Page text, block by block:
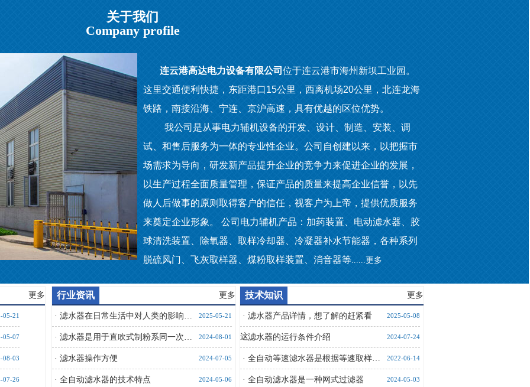
关于我们
Company profile
连云港高达电力设备有限公司 位于连云港市海州新坝工业园。
这里交通便利快捷，东距港口15公里，西离机场20公里，北连龙海
铁路，南接沿海、宁连、京沪高速，具有优越的区位优势。
我公司是从事电力辅机设备的开发、设计、制造、安装、调
试、和售后服务为一体的专业性企业。公司自创建以来，以把握市
场需求为导向，研发新产品提升企业的竞争力来促进企业的发展，
以生产过程全面质量管理，保证产品的质量来提高企业信誉，以先
做人后做事的原则取得客户的信任，视客户为上帝，提供优质服务
来奠定企业形象。 公司电力辅机产品：加药装置、电动滤水器、胶
球清洗装置、除氧器、取样冷却器、冷凝器补水节能器，各种系列
脱硫风门、飞灰取样器、煤粉取样装置、消音器等......更多
更多
05-21
05-07
08-03
07-26
行业资讯 更多
2025-05-21
· 滤水器在日常生活中对人类的影响…
2024-08-01
· 滤水器是用于直吹式制粉系同一次…
2024-07-05
· 滤水器操作方便
2024-05-06
· 全自动滤水器的技术特点
技术知识 更多
2025-05-08
· 滤水器产品详情，想了解的赶紧看
这… 2024-07-24
·滤水器的运行条件介绍
2022-06-14
· 全自动等速滤水器是根据等速取样…
2024-05-03
· 全自动滤水器是一种网式过滤器